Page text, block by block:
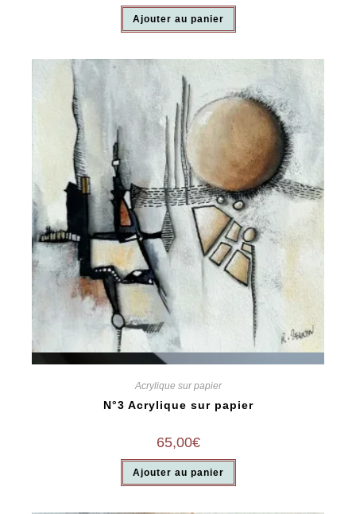
Ajouter au panier
Vue rapide
Acrylique sur papier
N°3 Acrylique sur papier
65,00€
Ajouter au panier